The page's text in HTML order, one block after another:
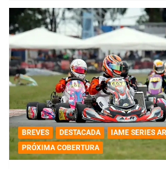
BREVES DESTACADA
IAME SERIES
PRÓXIMA COBERTURA